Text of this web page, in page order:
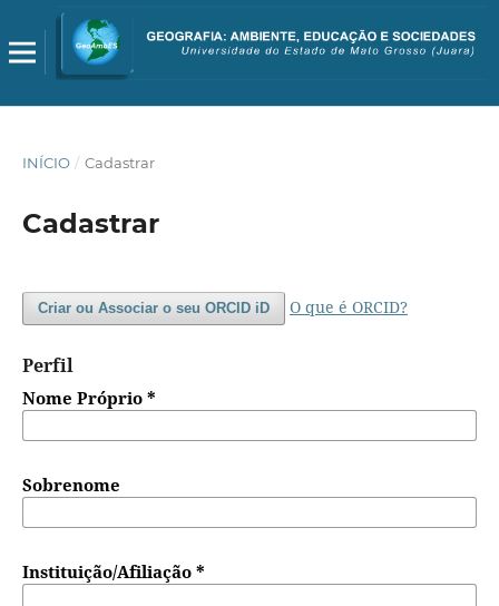
INÍCIO / Cadastrar
Cadastrar
Criar ou Associar o seu ORCID iD O que é ORCID?
Perfil
Nome Próprio*
Sobrenome
Instituição/Afiliação*